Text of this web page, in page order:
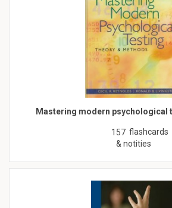
Mastering modern psychological
157 flashcards
& notities